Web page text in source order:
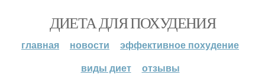
ДИЕТА ДЛЯ ПОХУДЕНИЯ
главная новости
эффективное похудение
виды диет
отзывы